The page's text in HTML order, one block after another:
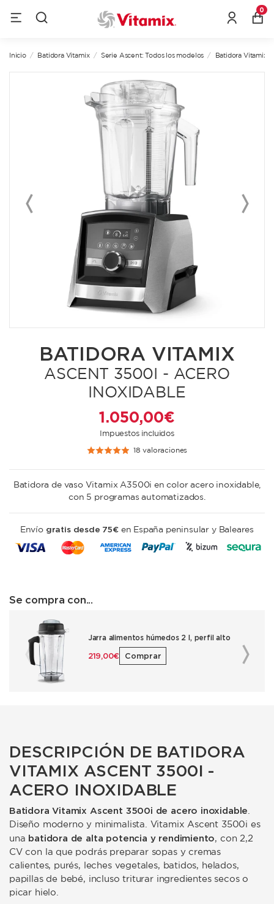
0
Inicio Batidora Vitamix Serie Ascent: Todos los modelos Batidora Vitamix
BATIDORA VITAMIX
ASCENT 3500I - ACERO
INOXIDABLE
1.050,00 €
Impuestos incluidos
18 valoraciones
Batidora de vaso Vitamix A3500i en color acero inoxidable,
con 5 programas automatizados.
Envío gratis desde 75€en España peninsular y Baleares
Se compra con...
Jarra alimentos húmedos 2 l, perfil alto
219,00 €
Comprar
DESCRIPCIÓN DE BATIDORA
VITAMIX ASCENT 3500I -
ACERO INOXIDABLE
Batidora Vitamix Ascent 3500i de acero inoxidable
Diseño moderno y minimalista. Vitamix Ascent 3500i es
una batidora de alta potencia y rendimiento , con 2,2
CV con la que podrás preparar sopas y cremas
calientes, purés, leches vegetales, batidos, helados,
papillas de bebé, incluso triturar ingredientes secos o
picar hielo.